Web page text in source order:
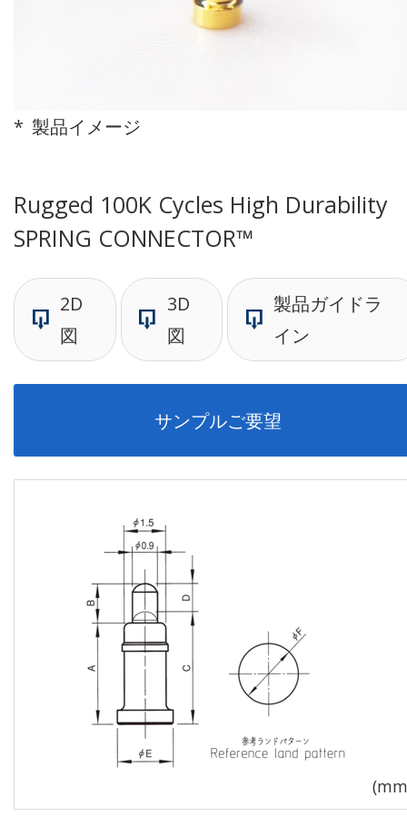
製品イメージ
Rugged 100K Cycles High Durability
SPRING CONNECTOR™
2D
図
3D
図
製品ガイドラ
イン
サンプルご要望